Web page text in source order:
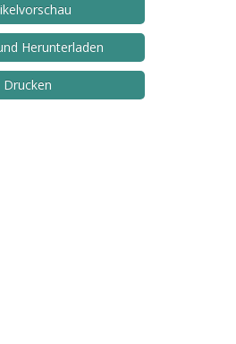
Herunterladen
Drucken